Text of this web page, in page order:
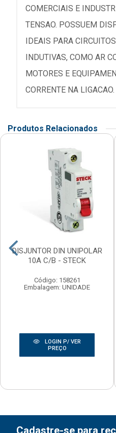
COMERCIAIS E
TENSAO. POSSUEM
IDEAIS PARA
INDUTIVAS, COMO AR
MOTORES E
CORRENTE NA LIGACAO.
Produtos Relacionados
DISJUNTOR DIN UNIPOLAR
10A C/B - STECK
Código: 158261
Embalagem: UNIDADE
LOGIN P/ VER
PREÇO